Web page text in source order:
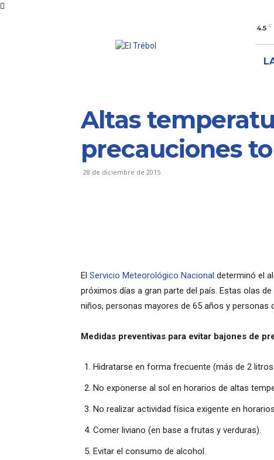
4.5 C
Altas
precauciones
28 de diciembre de 2015
El Servicio Meteorológico Nacional determinó el
próximos días a gran parte del país. Estas olas
niños, personas mayores de 65 años y personas
Medidas preventivas para evitar bajones de
Hidratarse en forma frecuente (más de 2
No exponerse al sol en horarios de altas
No realizar actividad física exigente en
Comer liviano (en base a frutas y verduras).
Evitar el consumo de alcohol.